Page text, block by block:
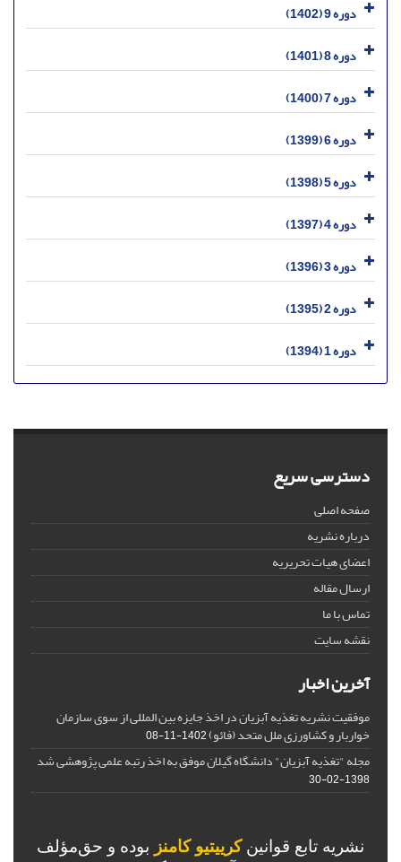
دوره 9 (1402)
دوره 8 (1401)
دوره 7 (1400)
دوره 6 (1399)
دوره 5 (1398)
دوره 4 (1397)
دوره 3 (1396)
دوره 2 (1395)
دوره 1 (1394)
دسترسی سریع
صفحه اصلی
درباره نشریه
اعضای هیات تحریریه
ارسال مقاله
تماس با ما
نقشه سایت
آخرین اخبار
موفقیت نشریه تغذیه آبزیان در اخذ جایزه بین المللی از سوی سازمان
خواربار و کشاورزی ملل متحد (فائو)1402-11-08
مجله "تغذیه آبزیان" دانشگاه گیلان موفق به اخذ رتبه علمی پژوهشی شد
1398-02-30
نشریه تابع قوانینکرییتیو کامنز بوده و حق‌مؤلف